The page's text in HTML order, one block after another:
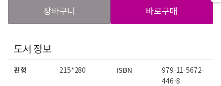
장바구니 바로구매
도서 정보
판형 215*280 ISBN
979-11-5672-
446-8